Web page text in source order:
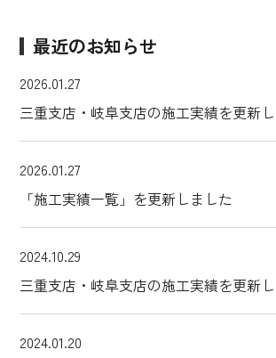
最近のお知らせ
2026.01.27
三重支店・岐阜支店の施工実績を更新
2026.01.27
「施工実績一覧」を更新しました
2024.10.29
三重支店・岐阜支店の施工実績を更新
2024.01.20